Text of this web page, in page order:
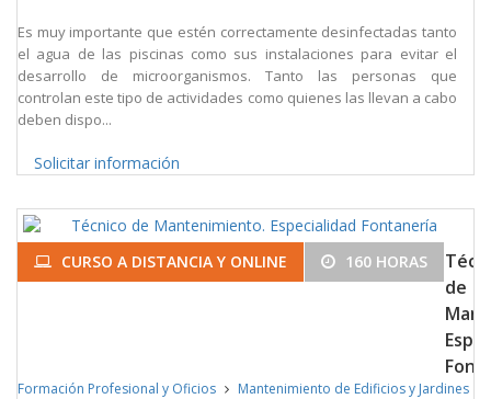
Es muy importante que estén correctamente desinfectadas tanto
el agua de las piscinas como sus instalaciones para evitar el
desarrollo de microorganismos. Tanto las personas que
controlan este tipo de actividades como quienes las llevan a cabo
deben dispo...
Solicitar información
CURSO A DISTANCIA Y ONLINE 160 HORAS
de
Formación Profesional y Oficios Mantenimiento de Edificios y Jardines